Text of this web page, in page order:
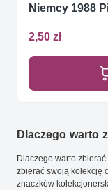
Niemcy 1988
2,50 zł
Dlaczego warto
Dlaczego warto
zbierać swoją kolekcję
znaczków